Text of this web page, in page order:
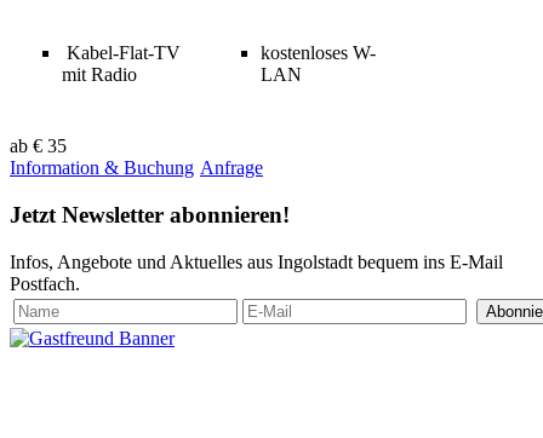
Kabel-Flat-TV
mit Radio
kostenloses W-
ab € 35
Information & Buchung Anfrage
Jetzt Newsletter abonnieren!
Infos, Angebote und Aktuelles aus Ingolstadt bequem ins E-Mail
Postfach.